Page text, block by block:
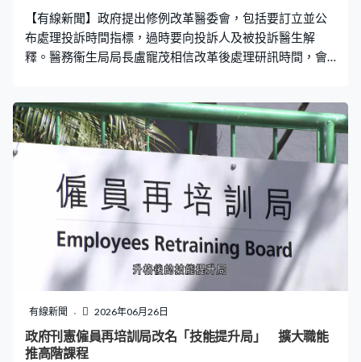
【有線新聞】政府提出修例改革醫委會，包括要訂立並公
布處理投訴時間指標，過時要向投訴人及被投訴醫生解
釋。醫務衞生局局長盧寵茂相信改革後處理研訊時間，會
在投訴機制方面，現時的「初步偵訊委員會」及「研訊小
組」建議改為「醫務調查組」及「醫務審裁團」，各有五
人，最少三人為獨立審裁員。至於處理投訴程序，醫委會
要訂立並公布處理時間指標，超過時限要向申訴人及被投
訴醫生解釋。 醫務衞生局局長盧寵茂相信改革後處理研訊
時間會減少超過三成，「其實我們更重視是一些特別長的
或者可以說是延誤的研訊個案，我們考慮到腦癱案個案目
前超過16年時間都仍然在進行研訊。我們根據案件，我們
估算如果在改革後去做，有可能大概29個月左右可以完
成，這個是中位數，當然真正情況可能會有短有長。」 罰
則方面，新建議取消緩刑處分，如果醫生涉及嚴重罪行，
包括性罪行、嚴重暴力或違反國安條例，可以直接「釘
牌」，毋須再經醫委會研訊。 醫委會的組成亦會改變，會
有線新聞 2026年06月26日
政府刊憲僱員再培訓局改名「技能提升局」 擴大職能
推高階課程